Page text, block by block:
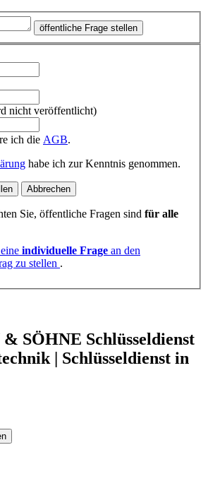
öffentliche Frage stellen
nicht veröffentlicht)
ich die AGB.
habe ich zur Kenntnis genommen.
Abbrechen
Sie, öffentliche Fragen sind für alle
individuelle Frage an den
zu stellen .
SÖHNE Schlüsseldienst
| Schlüsseldienst in